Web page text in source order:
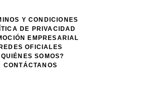
Y CONDICIONES
DE PRIVACIDAD
EMPRESARIAL
REDES OFICIALES
SOMOS?
CONTÁCTANOS